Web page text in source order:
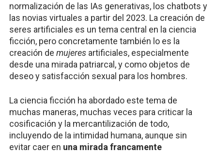
normalización de las IAs generativas, los chatbots y
las novias virtuales a partir del 2023. La creación de
seres artificiales es un tema central en la ciencia
ficción, pero concretamente también lo es la
creación de mujeresartificiales, especialmente
desde una mirada patriarcal, y como objetos de
deseo y satisfacción sexual para los hombres.
La ciencia ficción ha abordado este tema de
muchas maneras, muchas veces para criticar la
cosificación y la mercantilización de todo,
incluyendo de la intimidad humana, aunque sin
evitar caer en una mirada francamente